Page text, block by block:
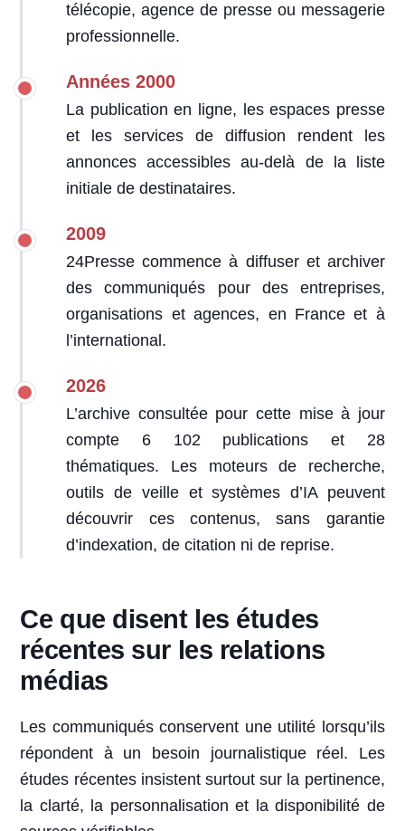
télécopie, agence de presse ou messagerie
professionnelle.
Années 2000
La publication en ligne, les espaces presse
et les services de diffusion rendent les
annonces accessibles au-delà de la liste
initiale de destinataires.
2009
24Presse commence à diffuser et archiver
des communiqués pour des entreprises,
organisations et agences, en France et à
l’international.
2026
L’archive consultée pour cette mise à jour
compte 6 102 publications et 28
thématiques. Les moteurs de recherche,
outils de veille et systèmes d’IA peuvent
découvrir ces contenus, sans garantie
d’indexation, de citation ni de reprise.
Ce que disent les études
récentes sur les relations
médias
Les communiqués conservent une utilité lorsqu’ils
répondent à un besoin journalistique réel. Les
études récentes insistent surtout sur la pertinence,
la clarté, la personnalisation et la disponibilité de